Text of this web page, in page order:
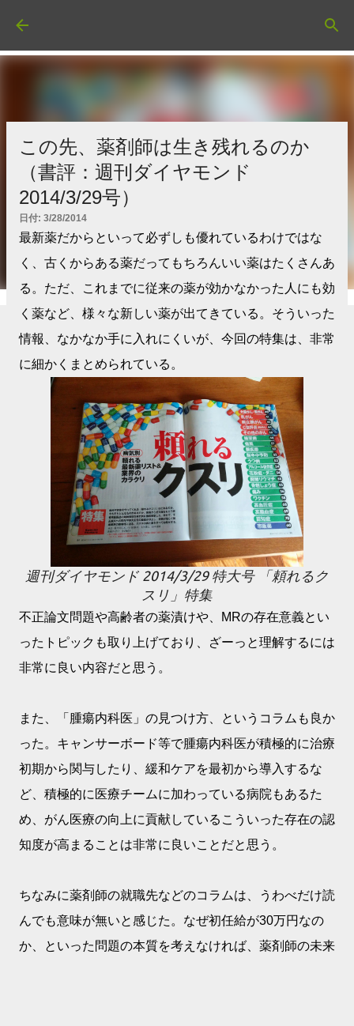
この先、薬剤師は生き残れるのか
（書評：週刊ダイヤモンド
2014/3/29号）
日付: 3/28/2014
最新薬だからといって必ずしも優れているわけではな
く、古くからある薬だってもちろんいい薬はたくさんあ
る。ただ、これまでに従来の薬が効かなかった人にも効
く薬など、様々な新しい薬が出てきている。そういった
情報、なかなか手に入れにくいが、今回の特集は、非常
に細かくまとめられている。
週刊ダイヤモンド 2014/3/29 特大号 「頼れるク
スリ」特集
不正論文問題や高齢者の薬漬けや、MRの存在意義とい
ったトピックも取り上げており、ざーっと理解するには
非常に良い内容だと思う。
また、「腫瘍内科医」の見つけ方、というコラムも良か
った。キャンサーボード等で腫瘍内科医が積極的に治療
初期から関与したり、緩和ケアを最初から導入するな
ど、積極的に医療チームに加わっている病院もあるた
め、がん医療の向上に貢献しているこういった存在の認
知度が高まることは非常に良いことだと思う。
ちなみに薬剤師の就職先などのコラムは、うわべだけ読
んでも意味が無いと感じた。なぜ初任給が30万円なの
か、といった問題の本質を考えなければ、薬剤師の未来